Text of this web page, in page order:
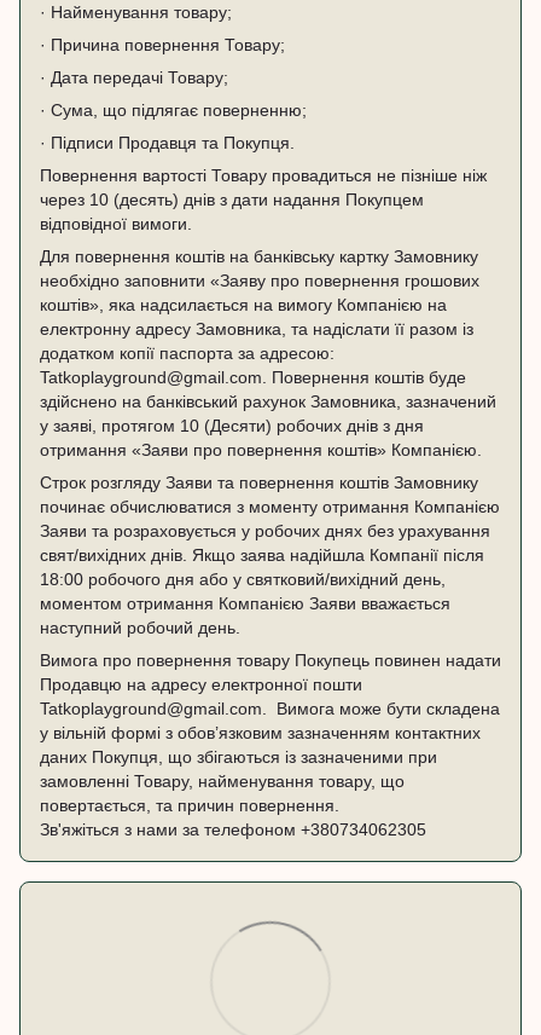
· Найменування товару;
· Причина повернення Товару;
· Дата передачі Товару;
· Сума, що підлягає поверненню;
· Підписи Продавця та Покупця.
Повернення вартості Товару провадиться не пізніше ніж
через 10 (десять) днів з дати надання Покупцем
відповідної вимоги.
Для повернення коштів на банківську картку Замовнику
необхідно заповнити «Заяву про повернення грошових
коштів», яка надсилається на вимогу Компанією на
електронну адресу Замовника, та надіслати її разом із
додатком копії паспорта за адресою:
Tatkoplayground@gmail.com. Повернення коштів буде
здійснено на банківський рахунок Замовника, зазначений
у заяві, протягом 10 (Десяти) робочих днів з дня
отримання «Заяви про повернення коштів» Компанією.
Строк розгляду Заяви та повернення коштів Замовнику
починає обчислюватися з моменту отримання Компанією
Заяви та розраховується у робочих днях без урахування
свят/вихідних днів. Якщо заява надійшла Компанії після
18:00 робочого дня або у святковий/вихідний день,
моментом отримання Компанією Заяви вважається
наступний робочий день.
Вимога про повернення товару Покупець повинен надати
Продавцю на адресу електронної пошти
Tatkoplayground@gmail.com. Вимога може бути складена
у вільній формі з обов’язковим зазначенням контактних
даних Покупця, що збігаються із зазначеними при
замовленні Товару, найменування товару, що
повертається, та причин повернення.
Зв'яжіться з нами за телефоном +380734062305